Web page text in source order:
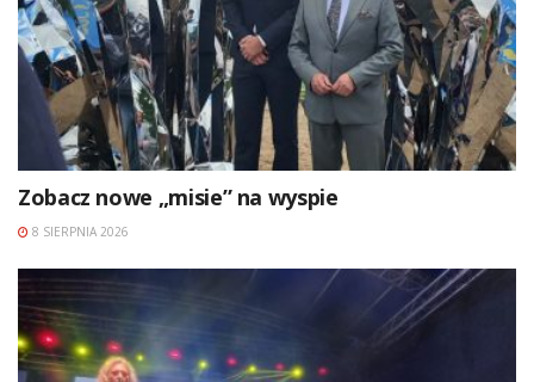
Zobacz nowe „misie” na wyspie
8 SIERPNIA 2026